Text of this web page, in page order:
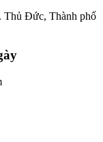
Thủ Đức, Thành phố